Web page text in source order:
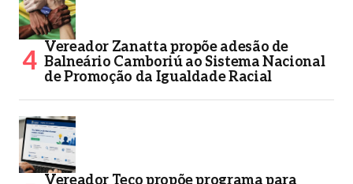
Vereador Zanatta propõe adesão de
Balneário Camboriú ao Sistema Nacional
de Promoção da Igualdade Racial
Vereador Teco propõe programa para